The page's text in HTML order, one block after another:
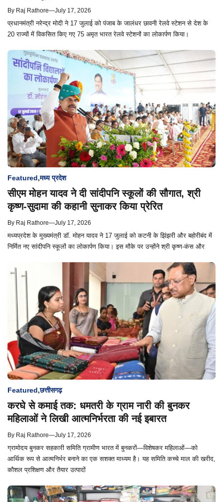
By Raj Rathore—July 17, 2026
प्रधानमंत्री नरेन्द्र मोदी ने 17 जुलाई को पंजाब के जालंधर छावनी रेलवे स्टेशन से देश के
20 राज्यों में विकसित किए गए 75 अमृत भारत रेलवे स्टेशनों का लोकार्पण किया।
Featured,मध्य प्रदेश
सीएम मोहन यादव ने दी सांदीपनि स्कूलों की सौगात, श्री
कृष्ण-सुदामा की कहानी सुनाकर किया प्रेरित
By Raj Rathore—July 17, 2026
मध्यप्रदेश के मुख्यमंत्री डॉ. मोहन यादव ने 17 जुलाई को कटनी के झिंझरी और बहोरीबंद में
निर्मित नए सांदीपनि स्कूलों का लोकार्पण किया। इस मौके पर उन्होंने श्री कृष्ण-कंस और
Featured,छत्तीसगढ़
करघे से कमाई तक: धमतरी के ग्राम नारी की बुनकर
महिलाओं ने लिखी आत्मनिर्भरता की नई इबारत
By Raj Rathore—July 17, 2026
ग्रामोदय बुनकर सहकारी समिति ग्रामीण भारत में बुनकरों—विशेषकर महिलाओं—को
आर्थिक रूप से आत्मनिर्भर बनाने का एक सशक्त माध्यम है। यह समिति कच्चे माल की खरीद,
कौशल प्रशिक्षण और तैयार उत्पादों